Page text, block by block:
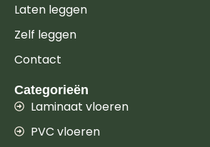
Laten leggen
Zelf leggen
Contact
Categorieën
Laminaat vloeren
PVC vloeren